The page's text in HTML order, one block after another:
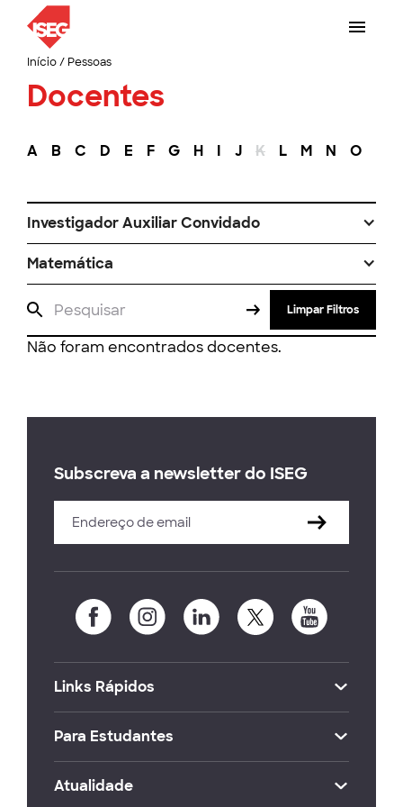
Início/ Pessoas
Docentes
A B C D E F G H I J K L M N O
Investigador Auxiliar Convidado
Matemática
Limpar Filtros
Não foram encontrados docentes.
Subscreva a newsletter do ISEG
Links Rápidos
Para Estudantes
Atualidade